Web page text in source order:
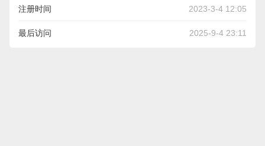
注册时间 2023-3-4 12:05
最后访问 2025-9-4 23:11